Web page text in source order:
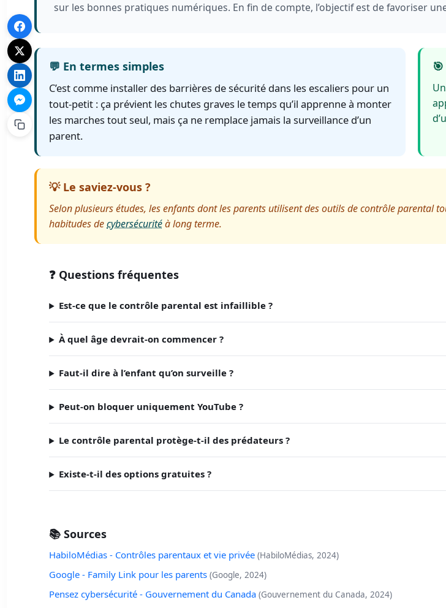
sur les bonnes pratiques numériques. En fin de compte, l’objectif est de favoriser
💬 En termes simples
C’est comme installer des barrières de sécurité dans les escaliers pour un
tout-petit : ça prévient les chutes graves le temps qu’il apprenne à monter
les marches tout seul, mais ça ne remplace jamais la surveillance d’un
parent.
💡 Le saviez-vous ?
Selon plusieurs études, les enfants dont les parents utilisent des outils de contrôle parental
habitudes decybersécuritéà long terme.
❓ Questions fréquentes
Est-ce que le contrôle parental est infaillible ?
À quel âge devrait-on commencer ?
Faut-il dire à l’enfant qu’on surveille ?
Peut-on bloquer uniquement YouTube ?
Le contrôle parental protège-t-il des prédateurs ?
Existe-t-il des options gratuites ?
📚 Sources
HabiloMédias - Contrôles parentaux et vie privée (HabiloMédias, 2024)
Google - Family Link pour les parents (Google, 2024)
Pensez cybersécurité - Gouvernement du Canada (Gouvernement du Canada, 2024)